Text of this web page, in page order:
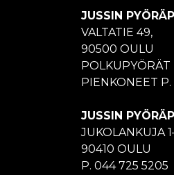
JUSSIN
VALTATIE 49,
90500 OULU
PIENKONEET
JUSSIN
JUKOLANKUJA
90410 OULU
P. 044 725 5205